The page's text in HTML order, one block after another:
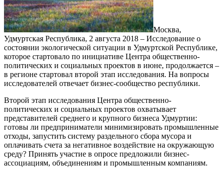
Москва,
Удмуртская Республика, 2 августа 2018 – Исследование о
состоянии экологической ситуации в Удмуртской Республике,
которое стартовало по инициативе Центра общественно-
политических и социальных проектов в июне, продолжается –
в регионе стартовал второй этап исследования. На вопросы
исследователей отвечает бизнес-сообщество республики.
Второй этап исследования Центра общественно-
политических и социальных проектов охватывает
представителей среднего и крупного бизнеса Удмуртии:
готовы ли предприниматели минимизировать промышленные
отходы, запустить систему раздельного сбора мусора и
оплачивать счета за негативное воздействие на окружающую
среду? Принять участие в опросе предложили бизнес-
ассоциациям, объединениям и промышленным компаниям.